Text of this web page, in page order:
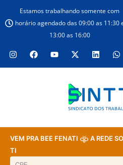
Estamos trabalhando somente com
horário agendado das 09:00 as 11:30
13:00 as 16:00
VEM PRA BEE FENATI
A REDE
TI